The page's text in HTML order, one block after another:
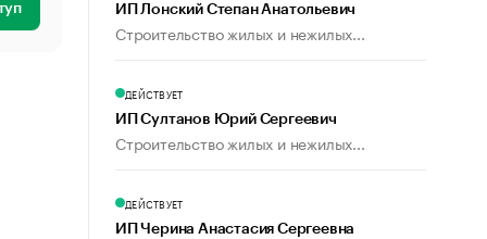
ИП Лонский Степан Анатольевич
Строительство жилых и нежилых...
ДЕЙСТВУЕТ
ИП Султанов Юрий Сергеевич
Строительство жилых и нежилых...
ДЕЙСТВУЕТ
ИП Черина Анастасия Сергеевна